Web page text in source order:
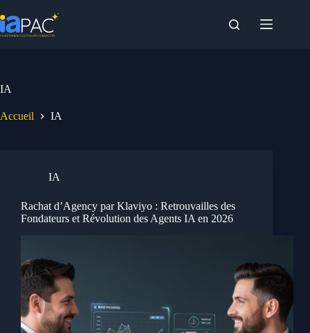
au
contenu
IA
Accueil IA
IA
Rachat d’Agency par Klaviyo : Retrouvailles des
Fondateurs et Révolution des Agents IA en 2026